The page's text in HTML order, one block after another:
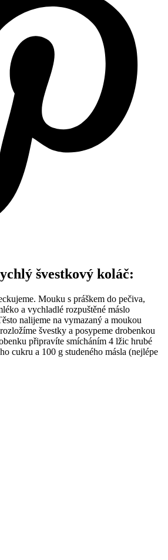
švestkový koláč:
Mouku s práškem do pečiva,
a vychladlé rozpuštěné máslo
nalijeme na vymazaný a moukou
švestky a posypeme drobenkou
připravíte smícháním 4 lžic hrubé
cukru a 100 g studeného másla (nejlépe